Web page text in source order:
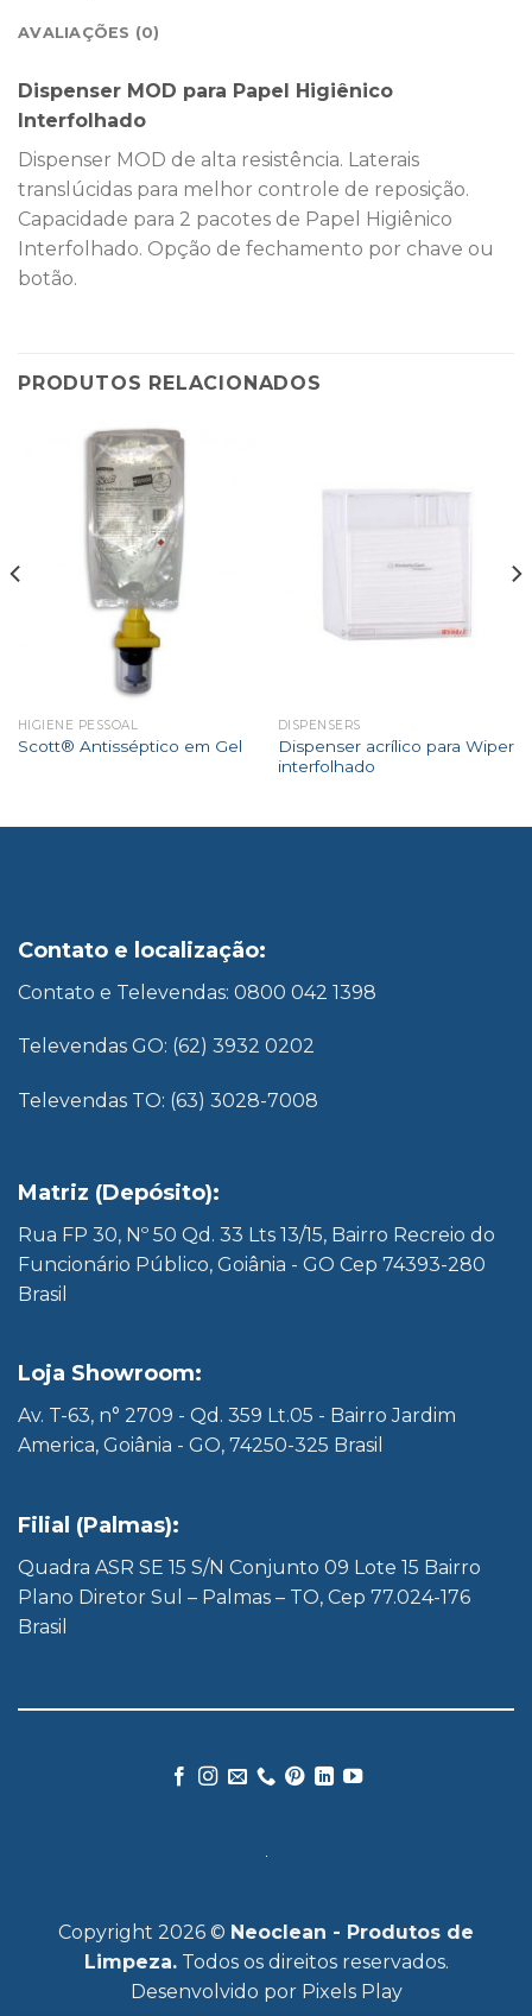
AVALIAÇÕES (0)
Dispenser MOD para Papel Higiênico
Interfolhado
Dispenser MOD de alta resistência. Laterais
translúcidas para melhor controle de reposição.
Capacidade para 2 pacotes de Papel Higiênico
Interfolhado. Opção de fechamento por chave ou
botão.
PRODUTOS RELACIONADOS
HIGIENE PESSOAL
Scott® Antisséptico em Gel
DISPENSERS
Dispenser acrílico para Wiper
interfolhado
Contato e localização:
Contato e Televendas: 0800 042 1398
Televendas GO: (62) 3932 0202
Televendas TO: (63) 3028-7008
Matriz (Depósito):
Rua FP 30, Nº 50 Qd. 33 Lts 13/15, Bairro Recreio do
Funcionário Público, Goiânia - GO Cep 74393-280
Brasil
Loja Showroom:
Av. T-63, n° 2709 - Qd. 359 Lt.05 - Bairro Jardim
America, Goiânia - GO, 74250-325 Brasil
Filial (Palmas):
Quadra ASR SE 15 S/N Conjunto 09 Lote 15 Bairro
Plano Diretor Sul – Palmas – TO, Cep 77.024-176
Brasil
Copyright 2026 © Neoclean - Produtos de
Limpeza.Todos os direitos reservados.
Desenvolvido por Pixels Play